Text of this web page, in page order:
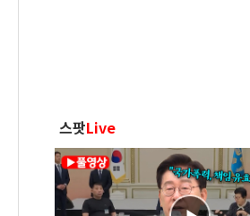
스팟Live